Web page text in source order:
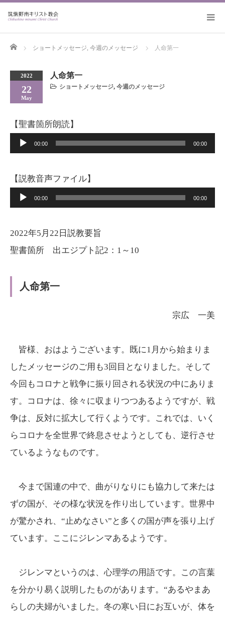
Home ショートメッセージ, 今週のメッセージ 人命第一
2022
22
May
人命第一
ショートメッセージ, 今週のメッセージ
【聖書箇所朗読】
プ
ー
ー
00:00 00:00
【説教音声ファイル】
プ
レ
ー
00:00 00:00
2022年5月22日説教要旨
聖書箇所 出エジプト記2：1～10
人命第一
宗広 一美
皆様、おはようございます。既に1月から始まりま
したメッセージのご用も3回目となりました。そして
今回もコロナと戦争に振り回される状況の中にありま
す。コロナは、徐々に収まりつつあるようですが、戦
争は、反対に拡大して行くようです。これでは、いく
らコロナを全世界で終息させようとしても、逆行させ
ているようなものです。
今まで国連の中で、曲がりなりにも協力して来たは
ずの国が、その様な状況を作り出しています。世界中
が驚かされ、“止めなさい”と多くの国が声を張り上げ
ています。ここにジレンマあるようです。
ジレンマというのは、心理学の用語です。この言葉
を分かり易く説明したものがあります。“あるやまあ
らしの夫婦がいました。冬の寒い日にお互いが、体を